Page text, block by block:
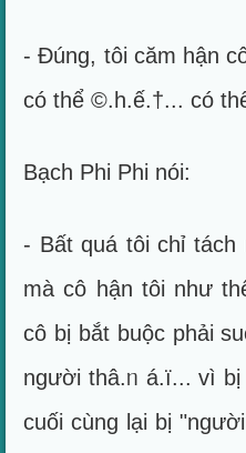
- Đúng, tôi căm hận
có thể ©.h.ế.†... có
Bạch Phi Phi nói:
- Bất quá tôi chỉ tách
mà cô hận tôi như
cô bị bắt buộc phải
người thâ.ᥒ á.ï... vì
cuối cùng lại bị